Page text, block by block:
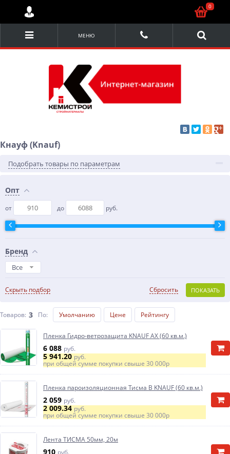
МЕНЮ
Кнауф (Knauf)
Подобрать товары по параметрам
Опт
от до руб.
Бренд
Все
Скрыть подбор ПОКАЗАТЬ
Сбросить
Товаров: 3 По: Умолчанию Цене Рейтингу
Пленка Гидро-ветрозащита KNAUF АX (60 кв.м.)
6 088 руб.
5 941.20руб.
при общей сумме покупки свыше 30 000р
Пленка пароизоляционная Тисма В KNAUF (60 кв.м.)
2 059 руб.
2 009.34руб.
при общей сумме покупки свыше 30 000р
Лента ТИСМА 50мм, 20м
910 руб.
0